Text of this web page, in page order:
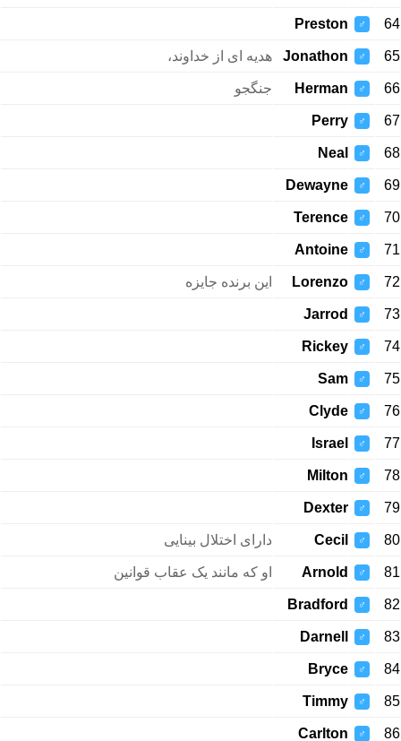
64
♂
Preston
65
♂
Jonathon هدیه ای از خداوند،
66
♂
Herman جنگجو
67
♂
Perry
68
♂
Neal
69
♂
Dewayne
70
♂
Terence
71
♂
Antoine
72
♂
Lorenzo این برنده جایزه
73
♂
Jarrod
74
♂
Rickey
75
♂
Sam
76
♂
Clyde
77
♂
Israel
78
♂
Milton
79
♂
Dexter
80
♂
Cecil دارای اختلال بینایی
81
♂
Arnold او که مانند یک عقاب قوانین
82
♂
Bradford
83
♂
Darnell
84
♂
Bryce
85
♂
Timmy
86
♂
Carlton